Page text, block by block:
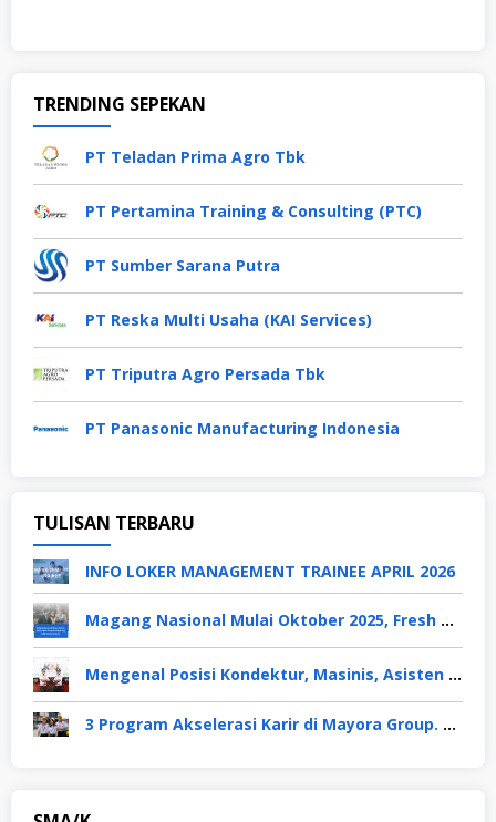
TRENDING SEPEKAN
PT Teladan Prima Agro Tbk
PT Pertamina Training & Consulting (PTC)
PT Sumber Sarana Putra
PT Reska Multi Usaha (KAI Services)
PT Triputra Agro Persada Tbk
PT Panasonic Manufacturing Indonesia
TULISAN TERBARU
INFO LOKER MANAGEMENT TRAINEE APRIL 2026
Magang Nasional Mulai Oktober 2025, Fresh Graduate Dapat Gaji UMP Selama 6 Bulan
Mengenal Posisi Kondektur, Masinis, Asisten PPKA, Pemeliharaan Sarana dan Prasarana, Polsuska (Polisi Khusus Kereta Api), di PT KAI
3 Program Akselerasi Karir di Mayora Group. Apa Saja? Berikut Penjelasannya